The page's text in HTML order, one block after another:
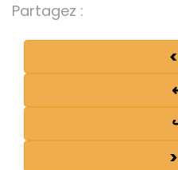
Partagez :